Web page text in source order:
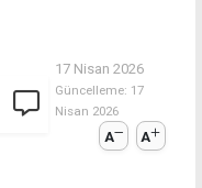
17 Nisan 2026
Güncelleme: 17
Nisan 2026
A A